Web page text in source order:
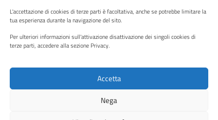
L'accettazione di cookies di terze parti è facoltativa, anche se potrebbe limitare la
tua esperienza durante la navigazione del sito.
Per ulteriori informazioni sull'attivazione disattivazione dei singoli cookies di
terze parti, accedere alla sezione Privacy.
Accetta
Nega
Piano di miglioramento del sito
Instagram